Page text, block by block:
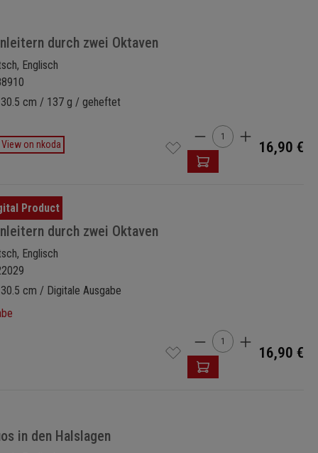
durch zwei Oktaven
Englisch
cm / 137 g / geheftet
View on nkoda Produkt Anzahl:
16,90 €
durch zwei Oktaven
Englisch
cm / Digitale Ausgabe
Produkt Anzahl:
16,90 €
in den Halslagen